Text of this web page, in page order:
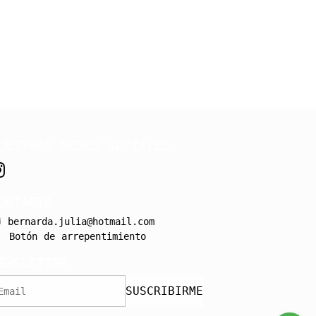
bernarda.julia@hotmail.com
Botón de arrepentimiento
SUSCRIBIRME